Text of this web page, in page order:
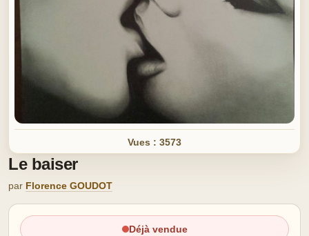
Vues : 3573
Le baiser
par Florence GOUDOT
Déjà vendue